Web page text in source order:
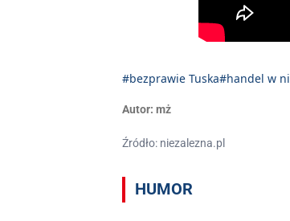
#bezprawie Tuska#handel w
Autor: mż
Źródło: niezalezna.pl
HUMOR